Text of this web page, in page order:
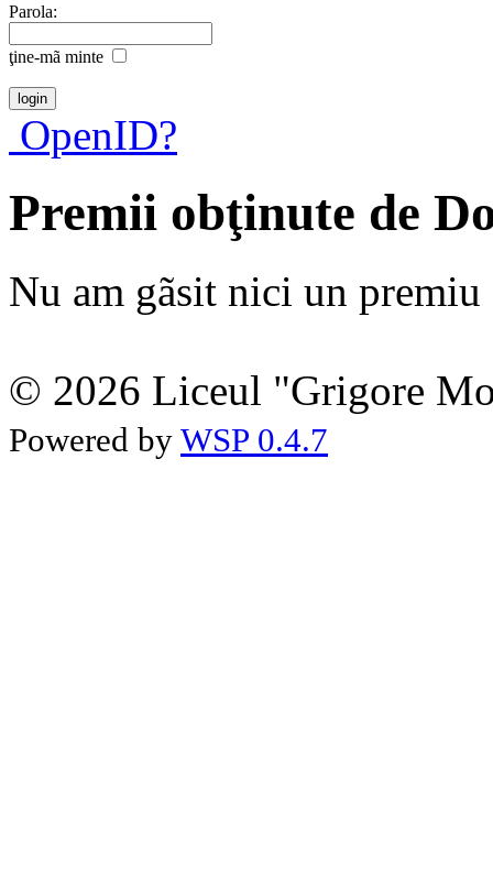
Parola:
ţine-mã minte
OpenID?
Premii obţinute de
Nu am gãsit nici un premiu
© 2026 Liceul "Grigore
Powered by WSP 0.4.7